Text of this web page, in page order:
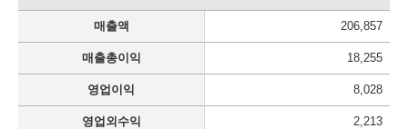
매출액 206,857
매출총이익 18,255
영업이익 8,028
영업외수익 2,213